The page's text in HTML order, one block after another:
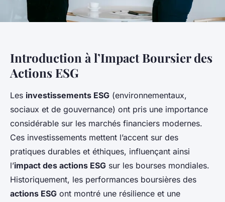
Introduction à l’Impact Boursier des
Actions ESG
Les investissements ESG (environnementaux,
sociaux et de gouvernance) ont pris une importance
considérable sur les marchés financiers modernes.
Ces investissements mettent l’accent sur des
pratiques durables et éthiques, influençant ainsi
l’impact des actions ESG sur les bourses mondiales.
Historiquement, les performances boursières des
actions ESG ont montré une résilience et une